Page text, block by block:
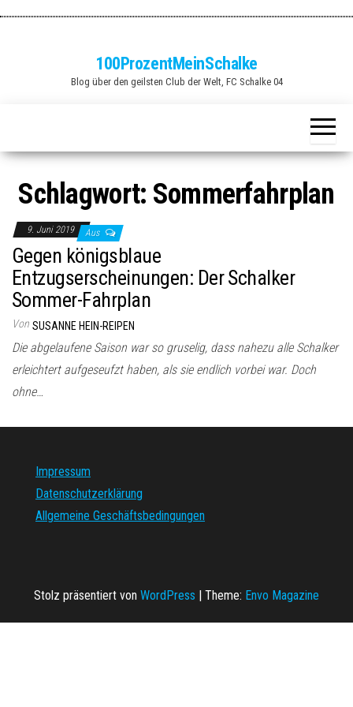
100ProzentMeinSchalke
Blog über den geilsten Club der Welt, FC Schalke 04
Schlagwort: Sommerfahrplan
9. Juni 2019 Aus
Gegen königsblaue
Entzugserscheinungen: Der Schalker
Sommer-Fahrplan
Von SUSANNE HEIN-REIPEN
Die abgelaufene Saison war so gruselig, dass nahezu alle Schalker
erleichtert aufgeseufzt haben, als sie endlich vorbei war. Doch
ohne…
Impressum
Datenschutzerklärung
Allgemeine Geschäftsbedingungen
Stolz präsentiert von WordPress | Theme: Envo Magazine